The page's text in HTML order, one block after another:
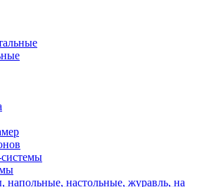
напольные, настольные, журавль, на